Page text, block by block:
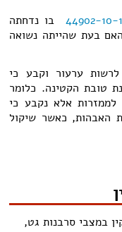
בו נדחתה
בעת שהייתה נשואה
ערעור וקבע כי
טובת הקטינה. כלומר
אלא נקבע כי
האבהות, כאשר שיקול
במצבי סרבנות גט,